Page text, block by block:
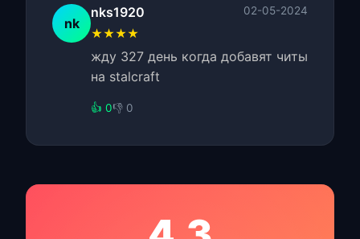
nk
nks1920 02-05-2024
★★★★
жду 327 день когда добавят читы
на stalcraft
👍 0👎 0